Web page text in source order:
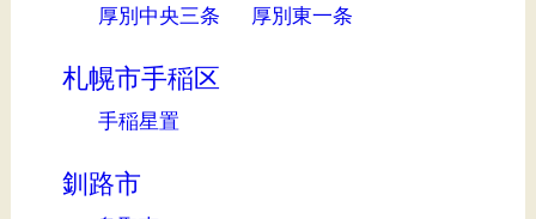
厚別中央三条 厚別東一条
札幌市手稲区
手稲星置
釧路市